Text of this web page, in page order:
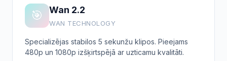
🎯 Wan 2.2
WAN TECHNOLOGY
Specializējas stabilos 5 sekunžu klipos. Pieejams
480p un 1080p izšķirtspējā ar uzticamu kvalitāti.